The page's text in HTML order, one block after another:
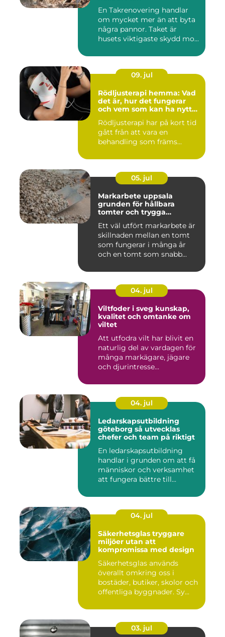
En Takrenovering handlar
om mycket mer än att byta
några pannor. Taket är
husets viktigaste skydd mo...
09. jul
Rödljusterapi hemma: Vad
det är, hur det fungerar
och vem som kan ha nytta
Rödljusterapi har på kort tid
gått från att vara en
behandling som främs...
05. jul
Markarbete uppsala
grunden för hållbara
tomter och trygga
Ett väl utfört markarbete är
skillnaden mellan en tomt
som fungerar i många år
och en tomt som snabb...
04. jul
Viltfoder i sveg kunskap,
kvalitet och omtanke om
viltet
Att utfodra vilt har blivit en
naturlig del av vardagen för
många markägare, jägare
och djurintresse...
04. jul
Ledarskapsutbildning
göteborg så utvecklas
chefer och team på riktigt
En ledarskapsutbildning
handlar i grunden om att få
människor och verksamhet
att fungera bättre till...
04. jul
Säkerhetsglas tryggare
miljöer utan att
kompromissa med design
Säkerhetsglas används
överallt omkring oss i
bostäder, butiker, skolor och
offentliga byggnader. Sy...
03. jul